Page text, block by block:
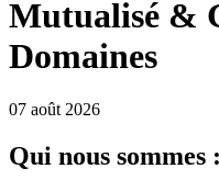
Mutualisé &
Domaines
07 août 2026
Qui nous sommes :